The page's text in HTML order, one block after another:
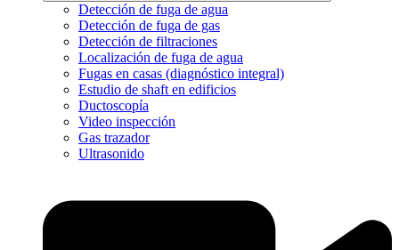
Detección de fuga de agua
Detección de fuga de gas
Detección de filtraciones
Localización de fuga de agua
Fugas en casas (diagnóstico integral)
Estudio de shaft en edificios
Ductoscopía
Video inspección
Gas trazador
Ultrasonido